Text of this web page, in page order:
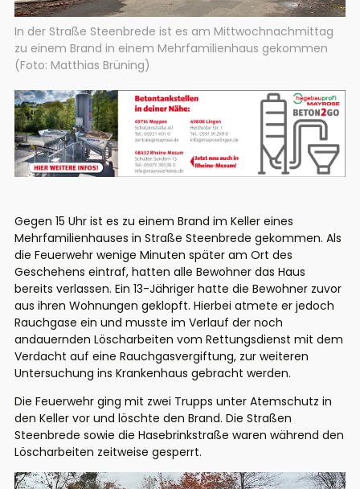
In der Straße Steenbrede ist es am Mittwochnachmittag
zu einem Brand in einem Mehrfamilienhaus gekommen
(Foto: Matthias Brüning)
Gegen 15 Uhr ist es zu einem Brand im Keller eines
Mehrfamilienhauses in Straße Steenbrede gekommen. Als
die Feuerwehr wenige Minuten später am Ort des
Geschehens eintraf, hatten alle Bewohner das Haus
bereits verlassen. Ein 13-Jähriger hatte die Bewohner zuvor
aus ihren Wohnungen geklopft. Hierbei atmete er jedoch
Rauchgase ein und musste im Verlauf der noch
andauernden Löscharbeiten vom Rettungsdienst mit dem
Verdacht auf eine Rauchgasvergiftung, zur weiteren
Untersuchung ins Krankenhaus gebracht werden.
Die Feuerwehr ging mit zwei Trupps unter Atemschutz in
den Keller vor und löschte den Brand. Die Straßen
Steenbrede sowie die Hasebrinkstraße waren während den
Löscharbeiten zeitweise gesperrt.